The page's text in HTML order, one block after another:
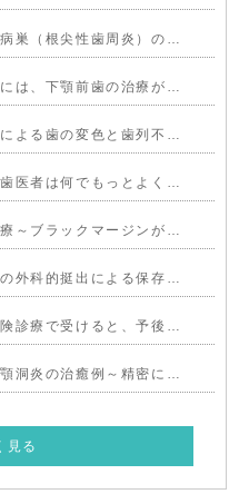
巣（根尖性歯周炎）の…
は、下顎前歯の治療が…
よる歯の変色と歯列不…
医者は何でもっとよく…
～ブラックマージンが…
外科的挺出による保存…
診療で受けると、予後…
洞炎の治癒例～精密に…
見る